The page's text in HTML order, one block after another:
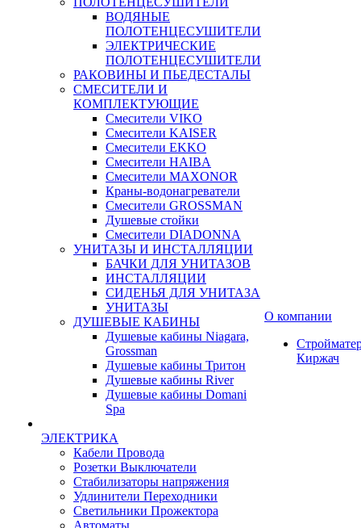
ВОДЯНЫЕ
ПОЛОТЕНЦЕСУШИТЕЛИ
ЭЛЕКТРИЧЕСКИЕ
ПОЛОТЕНЦЕСУШИТЕЛИ
РАКОВИНЫ И ПЬЕДЕСТАЛЫ
СМЕСИТЕЛИ И
КОМПЛЕКТУЮЩИЕ
Смесители VIKO
Смесители KAISER
Смесители EKKO
Смесители HAIBA
Смесители MAXONOR
Краны-водонагреватели
Смесители GROSSMAN
Душевые стойки
Смесители DIADONNA
УНИТАЗЫ И ИНСТАЛЛЯЦИИ
БАЧКИ ДЛЯ УНИТАЗОВ
ИНСТАЛЛЯЦИИ
СИДЕНЬЯ ДЛЯ УНИТАЗА
УНИТАЗЫ
ДУШЕВЫЕ КАБИНЫ
Душевые кабины Niagara,
Grossman
Душевые кабины Тритон
Душевые кабины River
Душевые кабины Domani
Spa
ЭЛЕКТРИКА
Кабели Провода
Розетки Выключатели
Стабилизаторы напряжения
Удлинители Переходники
Светильники Прожектора
Автоматы
О компании
Киржач